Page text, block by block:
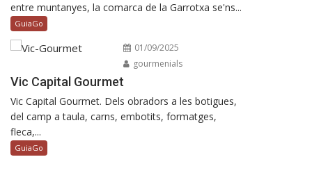
entre muntanyes, la comarca de la Garrotxa se'ns...
GuiaGo
01/09/2025
gourmenials
Vic Capital Gourmet
Vic Capital Gourmet. Dels obradors a les botigues,
del camp a taula, carns, embotits, formatges,
fleca,...
GuiaGo